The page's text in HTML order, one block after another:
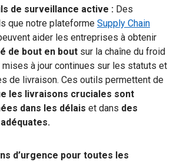
de surveillance active : Des
que notre plateforme Supply Chain
aider les entreprises à obtenir
de bout en bout sur la chaîne du froid
mises à jour continues sur les statuts et
de livraison. Ces outils permettent de
les livraisons cruciales sont
dans les délais et dans des
d’urgence pour toutes les